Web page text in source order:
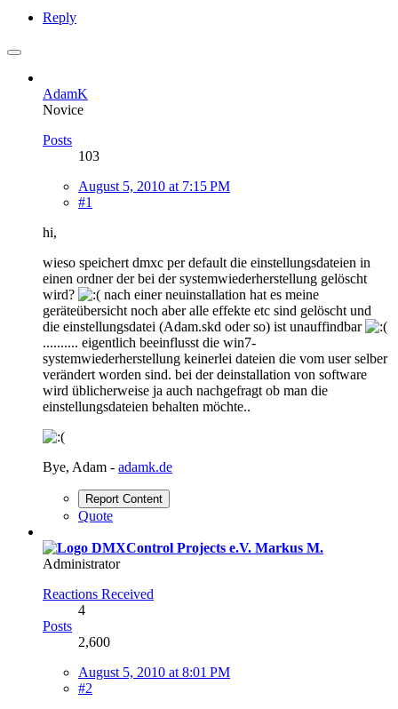
Reply
AdamK
Novice
Posts
103
August 5, 2010 at 7:15 PM
#1
hi,
wieso speichert dmxc per default die einstellungsdateien in
einen ordner der bei der systemwiederherstellung gelöscht
wird?
nach einer neuinstallation hat es meine
geräteübersicht noch aber alle effekte etc sind gelöscht und
die einstellungsdatei (Adam.skd oder so) ist unauffindbar
.......... eigentlich beeinflusst die win7-
systemwiederherstellung keinerlei dateien die vom user selber
verändert worden sind. bei der deinstallation von software
wird üblicherweise ja auch nachgefragt ob man die
einstellungsdateien behalten möchte..
Bye, Adam - adamk.de
Report Content
Quote
Markus M.
Administrator
Reactions Received
4
Posts
2,600
August 5, 2010 at 8:01 PM
#2